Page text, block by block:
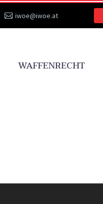
iwoe@iwoe.at
WAFFENRECHT